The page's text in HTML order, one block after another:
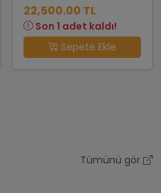
22,500.00 TL
Son 1 adet kaldı!
Sepete Ekle
Tümünü gör